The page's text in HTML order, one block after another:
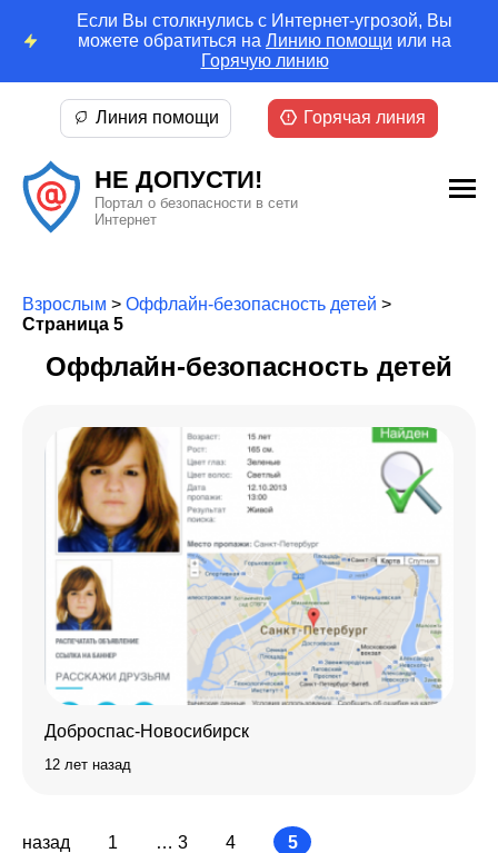
Если Вы столкнулись с Интернет-угрозой, Вы
можете обратиться на Линию помощи или на
Горячую линию
НЕ ДОПУСТИ!
Портал о безопасности в сети
Интернет
Линия помощи Горячая линия
Взрослым > Оффлайн-безопасность детей >
Страница 5
Оффлайн-безопасность детей
Доброспас-Новосибирск
12 лет назад
назад 1 … 3 4 5